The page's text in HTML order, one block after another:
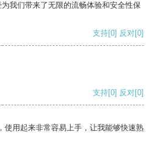
我们带来了无限的流畅体验和安全性保
支持[0] 反对[0]
支持[0] 反对[0]
使用起来非常容易上手，让我能够快速熟